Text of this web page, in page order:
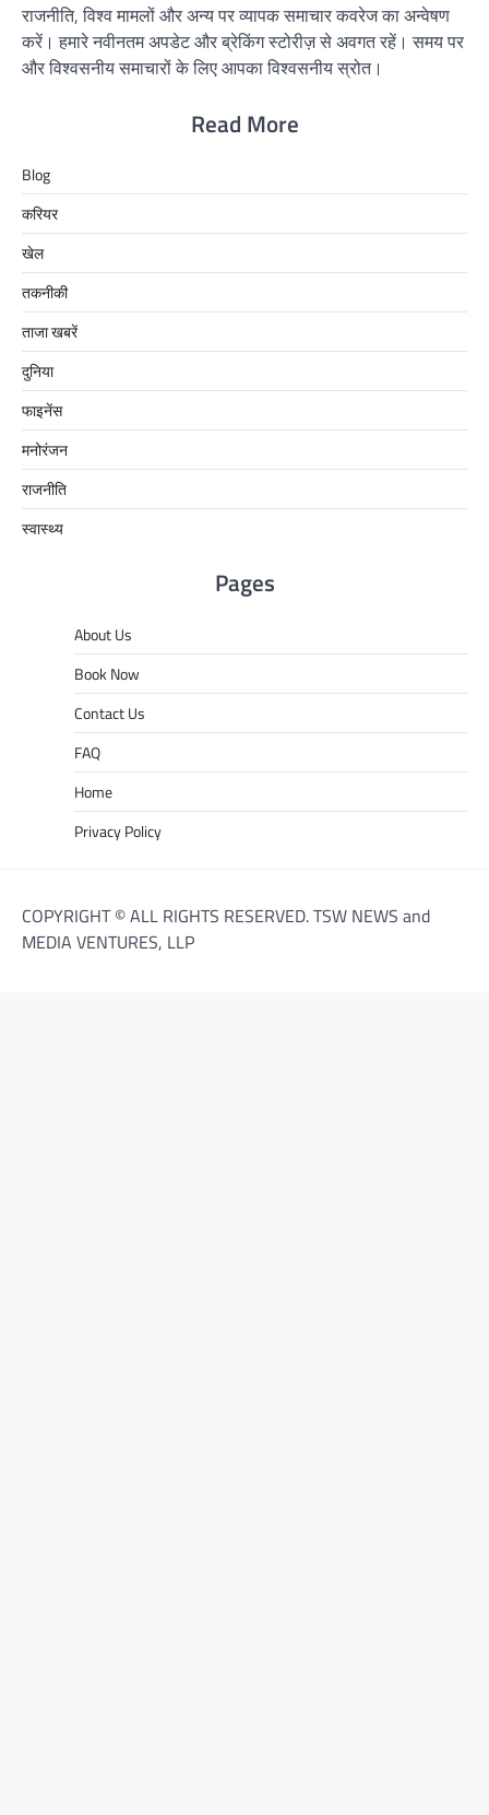
राजनीति, विश्व मामलों और अन्य पर व्यापक समाचार कवरेज का अन्वेषण
करें। हमारे नवीनतम अपडेट और ब्रेकिंग स्टोरीज़ से अवगत रहें। समय पर
और विश्वसनीय समाचारों के लिए आपका विश्वसनीय स्रोत।
Read More
Blog
करियर
खेल
तकनीकी
ताजा खबरें
दुनिया
फाइनेंस
मनोरंजन
राजनीति
स्वास्थ्य
Pages
About Us
Book Now
Contact Us
FAQ
Home
Privacy Policy
COPYRIGHT © ALL RIGHTS RESERVED. TSW NEWS and
MEDIA VENTURES, LLP